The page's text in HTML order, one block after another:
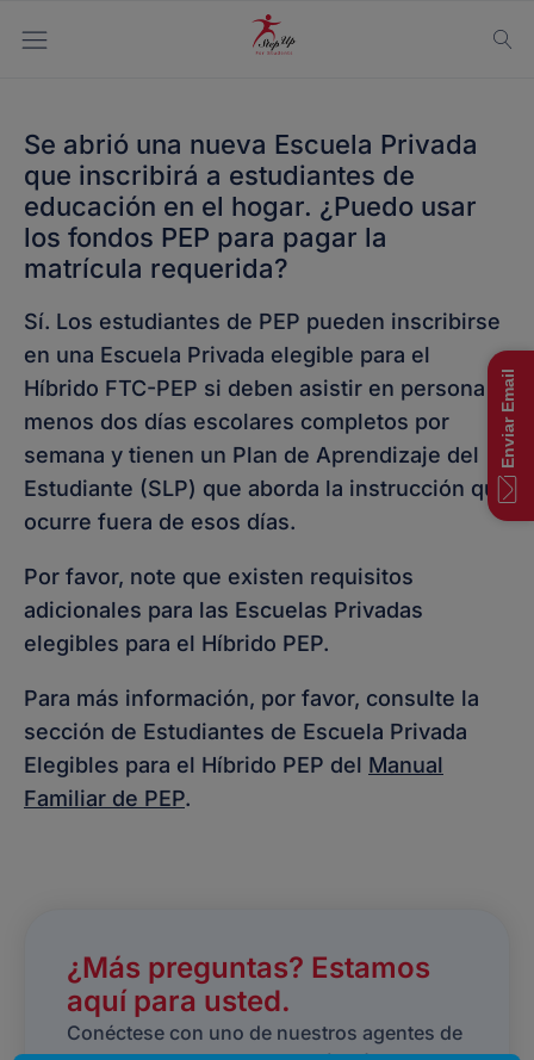
Se abrió una nueva Escuela Privada
que inscribirá a estudiantes de
educación en el hogar. ¿Puedo usar
los fondos PEP para pagar la
matrícula requerida?
Sí. Los estudiantes de PEP pueden inscribirse
en una Escuela Privada elegible para el
Híbrido FTC-PEP si deben asistir en persona al
menos dos días escolares completos por
semana y tienen un Plan de Aprendizaje del
Estudiante (SLP) que aborda la instrucción que
ocurre fuera de esos días.
Por favor, note que existen requisitos
adicionales para las Escuelas Privadas
elegibles para el Híbrido PEP.
Para más información, por favor, consulte la
sección de Estudiantes de Escuela Privada
Elegibles para el Híbrido PEP del Manual
Familiar de PEP.
¿Más preguntas? Estamos
aquí para usted.
Conéctese con uno de nuestros agentes de
Enviar Email